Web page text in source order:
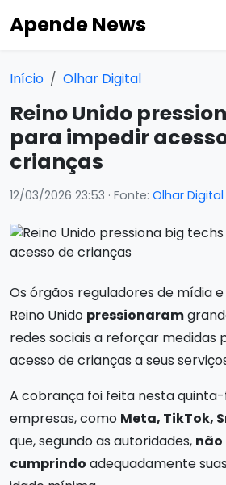
Apende News
Início Olhar Digital
Reino Unido
para impedir
crianças
12/03/2026 23:53 · Fonte: Olhar Digital
Os órgãos reguladores de mídia
Reino Unido pressionaram
redes sociais a reforçar medidas
acesso de crianças a seus
A cobrança foi feita nesta
empresas, como Meta, TikTok,
que, segundo as autoridades,
cumprindo adequadamente